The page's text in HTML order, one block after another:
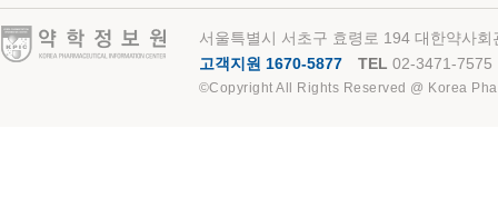
약학정보원
서울특별시 서초구 효령로 194 대한약사
고객지원 1670-5877
TEL 02-3471-7575
©Copyright All Rights Reserved @ Korea